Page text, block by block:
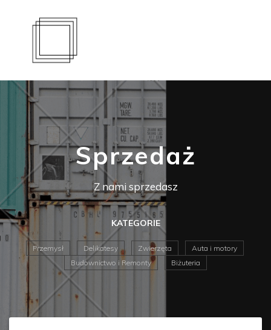
Sprzedaż
Z nami sprzedasz
KATEGORIE
Przemysł Delikatesy Zwierzęta
Auta i motory
Budownictwo i Remonty
Biżuteria